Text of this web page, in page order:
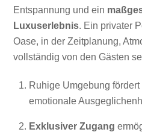
Entspannung und ein
Luxuserlebnis. Ein privater
Oase, in der Zeitplanung,
vollständig von den Gästen
Ruhige Umgebung
emotionale
Exklusiver Zugang